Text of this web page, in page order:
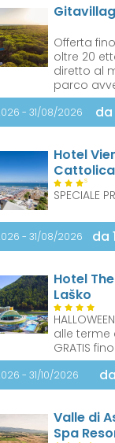
Offerta
oltre 20
diretto al
parco
- 31/08/2026
Hotel
Cattolica
S
SPECIALE
- 31/08/2026 da
Hotel
Laško
alle terme
GRATIS
- 31/10/2026
Valle di
Spa